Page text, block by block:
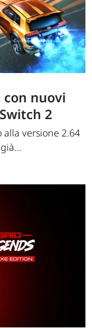
con nuovi
2
versione 2.64